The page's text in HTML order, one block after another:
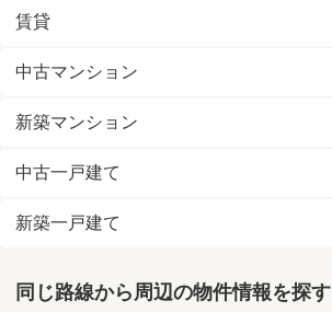
賃貸
中古マンション
新築マンション
中古一戸建て
新築一戸建て
同じ路線から周辺の物件情報を探す